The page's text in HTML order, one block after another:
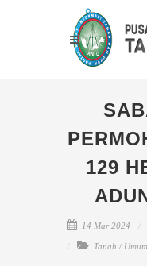
129
14 Mar 2024
Tanah /